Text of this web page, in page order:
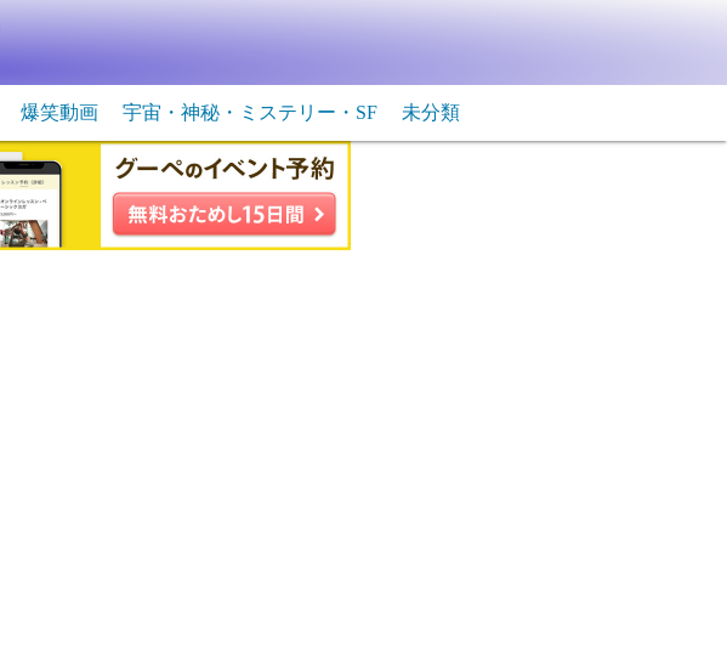
爆笑動画
動物系の爆笑動画
宇宙・神秘・ミステリー・SF
未確認生物・飛行物体
宇宙・ＳＦ
未分類